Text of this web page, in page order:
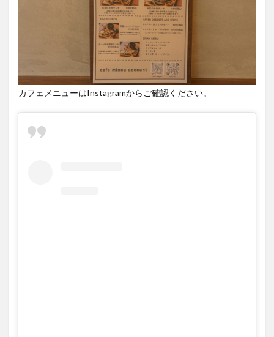
カフェメニューはInstagramからご確認ください。